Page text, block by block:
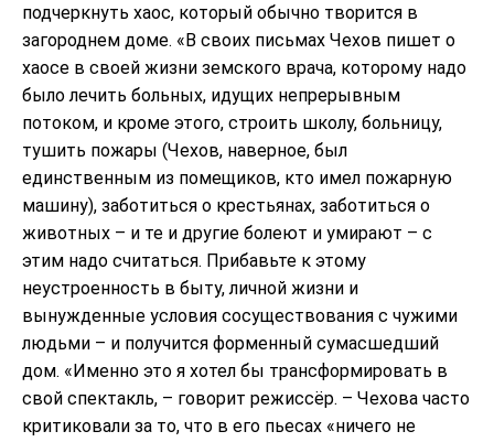
подчеркнуть хаос, который обычно творится в
загороднем доме. «В своих письмах Чехов пишет о
хаосе в своей жизни земского врача, которому надо
было лечить больных, идущих непрерывным
потоком, и кроме этого, строить школу, больницу,
тушить пожары (Чехов, наверное, был
единственным из помещиков, кто имел пожарную
машину), заботиться о крестьянах, заботиться о
животных – и те и другие болеют и умирают – с
этим надо считаться. Прибавьте к этому
неустроенность в быту, личной жизни и
вынужденные условия сосуществования с чужими
людьми – и получится форменный сумасшедший
дом. «Именно это я хотел бы трансформировать в
свой спектакль, – говорит режиссёр. – Чехова часто
критиковали за то, что в его пьесах «ничего не